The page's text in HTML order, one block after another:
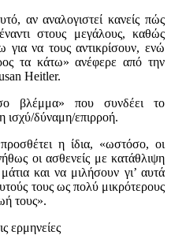
αν αναλογιστεί κανείς πώς
στους μεγάλους, καθώς
για να τους αντικρίσουν, ενώ
τα κάτω» ανέφερε από την
Heitler.
βλέμμα» που συνδέει το
ισχύ/δύναμη/επιρροή.
η ίδια, «ωστόσο, οι
οι ασθενείς με κατάθλιψη
και να μιλήσουν γι’ αυτά
τους ως πολύ μικρότερους
τους».
ερμηνείες